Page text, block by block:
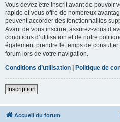
Vous devez être inscrit avant de pouvoir
rapide et vous offre de nombreux
peuvent accorder des fonctionnalités
Avant de vous inscrire, assurez-vous
conditions d’utilisation et de notre
également prendre le temps de
forum lors de votre navigation.
Conditions d’utilisation | Politique de
Inscription
Accueil du forum